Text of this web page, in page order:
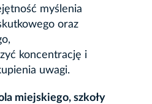
myślenia
oraz
koncentrację i
uwagi.
miejskiego, szkoły